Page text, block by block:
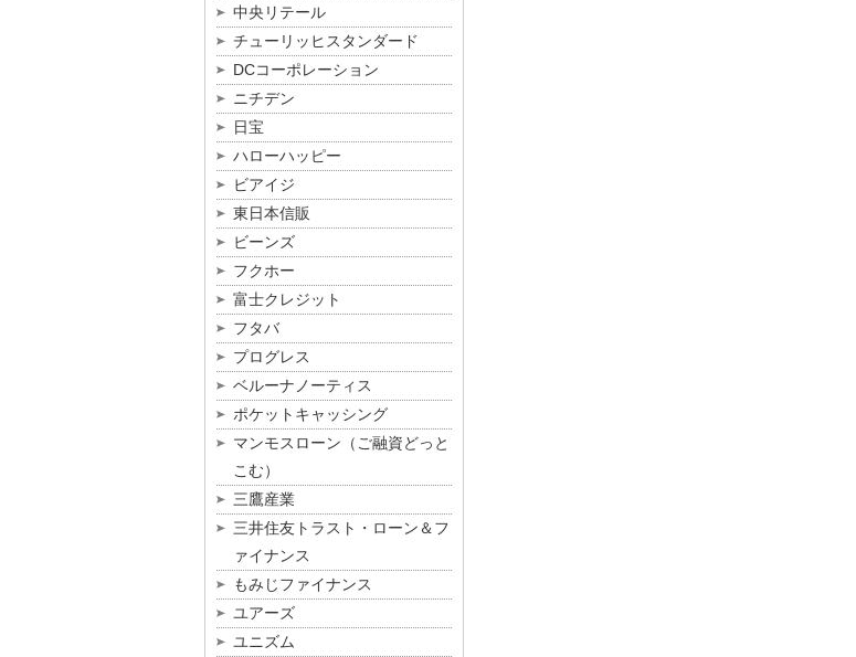
中央リテール
チューリッヒスタンダード
DCコーポレーション
ニチデン
日宝
ハローハッピー
ビアイジ
東日本信販
ビーンズ
フクホー
富士クレジット
フタバ
プログレス
ベルーナノーティス
ポケットキャッシング
マンモスローン（ご融資どっと
こむ）
三鷹産業
三井住友トラスト・ローン＆フ
ァイナンス
もみじファイナンス
ユアーズ
ユニズム